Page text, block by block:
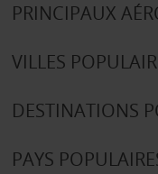
PRINCIPAUX
VILLES
DESTINATIONS
PAYS